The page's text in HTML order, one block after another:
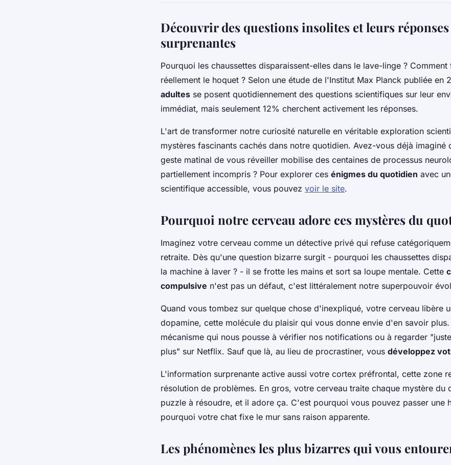
Découvrir des questions insolites et leurs réponses
surprenantes
Pourquoi les chaussettes disparaissent-elles dans le lave-linge ?
réellement le hoquet ? Selon une étude de l'Institut Max Planck publiée en
adultes se posent quotidiennement des questions scientifiques sur leur
immédiat, mais seulement 12% cherchent activement les réponses.
L'art de transformer notre curiosité naturelle en véritable exploration
mystères fascinants cachés dans notre quotidien. Avez-vous déjà imaginé
geste matinal de vous réveiller mobilise des centaines de processus
partiellement incompris ? Pour explorer ces énigmes du quotidien avec
scientifique accessible, vous pouvez voir le site.
Pourquoi notre cerveau adore ces mystères du
Imaginez votre cerveau comme un détective privé qui refuse
retraite. Dès qu'une question bizarre surgit - pourquoi les chaussettes
la machine à laver ? - il se frotte les mains et sort sa loupe mentale. Cette
compulsive n'est pas un défaut, c'est littéralement notre superpouvoir
Quand vous tombez sur quelque chose d'inexpliqué, votre cerveau libère
dopamine, cette molécule du plaisir qui vous donne envie d'en savoir
mécanisme qui nous pousse à vérifier nos notifications ou à regarder
plus" sur Netflix. Sauf que là, au lieu de procrastiner, vous développez
L'information surprenante active aussi votre cortex préfrontal, cette zone
résolution de problèmes. En gros, votre cerveau traite chaque mystère du
puzzle à résoudre, et il adore ça. C'est pourquoi vous pouvez passer une
pourquoi votre chat fixe le mur sans raison apparente.
Les phénomènes les plus bizarres qui vous